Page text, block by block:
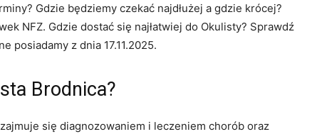
Gdzie będziemy czekać najdłużej a gdzie krócej?
NFZ. Gdzie dostać się najłatwiej do Okulisty? Sprawdź
posiadamy z dnia 17.11.2025.
Brodnica?
się diagnozowaniem i leczeniem chorób oraz